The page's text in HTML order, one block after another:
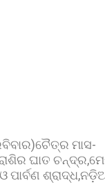
ମାସ-
ଘାତ
ପାର୍ବଣ